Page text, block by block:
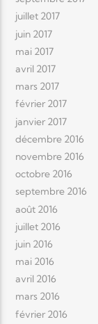
juillet 2017
juin 2017
mai 2017
avril 2017
mars 2017
février 2017
janvier 2017
décembre 2016
novembre 2016
octobre 2016
septembre 2016
août 2016
juillet 2016
juin 2016
mai 2016
avril 2016
mars 2016
février 2016